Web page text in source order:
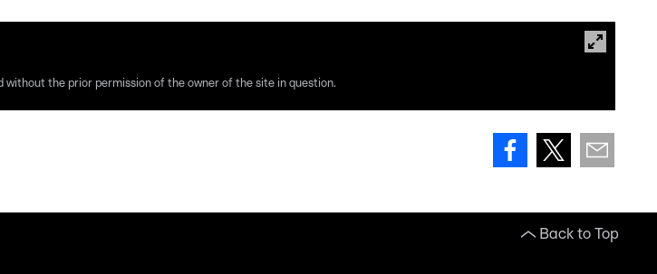
without the prior permission of the owner of the site in question.
Back to Top